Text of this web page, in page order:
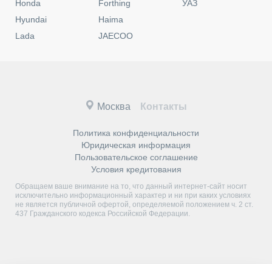
Honda
Hyundai
Lada
Forthing
Haima
JAECOO
УАЗ
Обращаем ваше внимание на то, что данный интернет-сайт носит
исключительно информационный характер и ни при каких условиях
не является публичной офертой, определяемой положением ч. 2 ст.
437 Гражданского кодекса Российской Федерации.
Политика конфиденциальности
Юридическая информация
Пользовательское соглашение
Условия кредитования
Москва Контакты